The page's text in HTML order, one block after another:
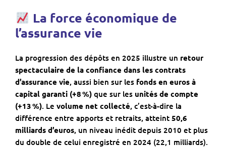
La force économique de
l’assurance vie
La progression des dépôts en 2025 illustre un retour
spectaculaire de la confiance dans les contrats
d’assurance vie, aussi bien sur les fonds en euros à
capital garanti (+8 %) que sur les unités de compte
(+13 %). Le volume net collecté, c’est-à-dire la
différence entre apports et retraits, atteint 50,6
milliards d’euros, un niveau inédit depuis 2010 et plus
du double de celui enregistré en 2024 (22,1 milliards).